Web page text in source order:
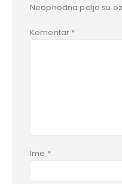
Neophodna polja su
Komentar *
Ime *